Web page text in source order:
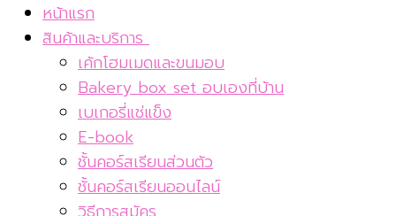
หน้าแรก
สินค้าและบริการ
เค้กโฮมเมดและขนมอบ
Bakery box set อบเองที่บ้าน
เบเกอรี่แช่แข็ง
E-book
ชั้นคอร์สเรียนส่วนตัว
ชั้นคอร์สเรียนออนไลน์